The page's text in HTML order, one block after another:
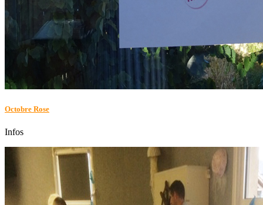
Octobre Rose
Infos